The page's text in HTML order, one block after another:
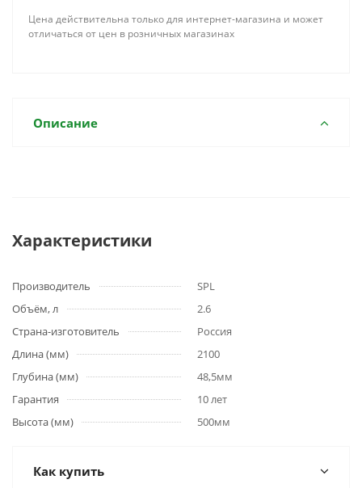
Цена действительна только для интернет-магазина и может
отличаться от цен в розничных магазинах
Описание
Характеристики
Производитель
SPL
Объём, л
2.6
Страна-изготовитель
Россия
Длина (мм)
2100
Глубина (мм)
48,5мм
Гарантия
10 лет
Высота (мм)
500мм
Как купить